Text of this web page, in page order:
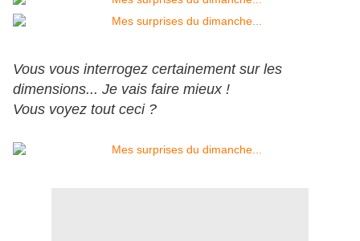
Vous vous interrogez certainement sur les
dimensions... Je vais faire mieux !
Vous voyez tout ceci ?